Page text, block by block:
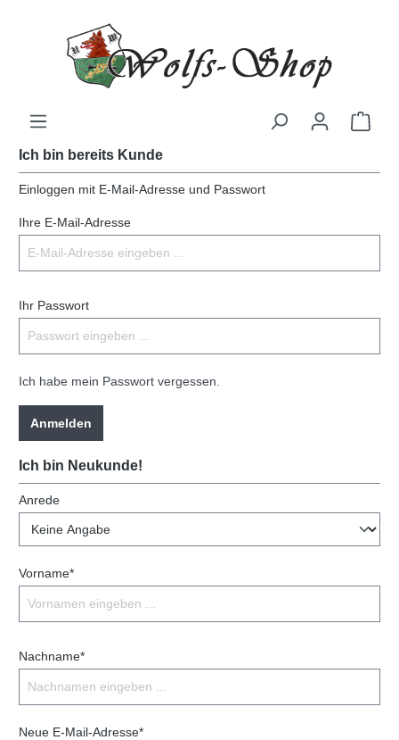
Ich bin bereits Kunde
Einloggen mit E-Mail-Adresse und Passwort
Ihre E-Mail-Adresse
Ihr Passwort
Ich habe mein Passwort vergessen.
Anmelden
Ich bin Neukunde!
Anrede
Vorname*
Nachname*
Neue E-Mail-Adresse*